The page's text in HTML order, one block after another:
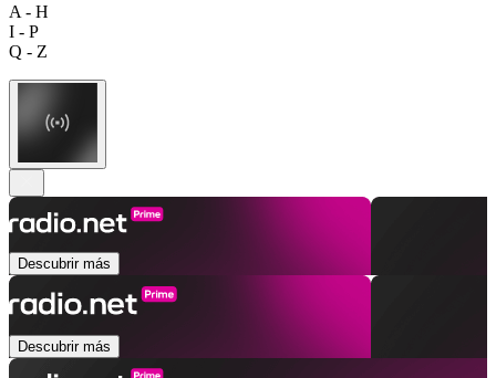
A - H
I - P
Q - Z
Descubrir más
Descubrir más